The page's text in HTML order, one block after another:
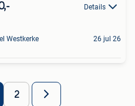
Details
Westkerke 26 jul 26
2